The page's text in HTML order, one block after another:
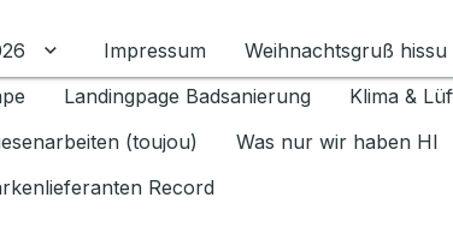
umschalten
Untermenü für Datenschutz 1.6.2026
Impressum Weihnachtsgruß hissu
Landingpage Badsanierung
Klima &
(toujou) Was nur wir haben HI
Record